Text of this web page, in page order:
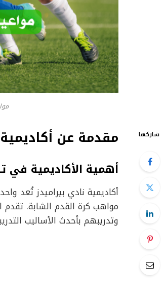
شاركها مقدمة عن أكاديمية نادي
أهمية الأكاديمية في
أكاديمية نادي بيراميدز تُعد
مواهب كرة القدم الشابة. تقدم
وتدريبهم بأحدث الأساليب